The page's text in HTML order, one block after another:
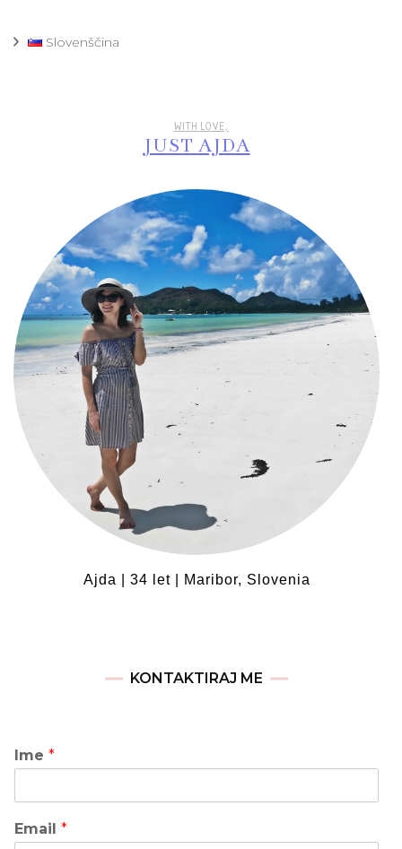
Slovenščina
WITH LOVE,
JUST AJDA
Ajda | 34 let | Maribor, Slovenia
KONTAKTIRAJ ME
Ime *
Email *